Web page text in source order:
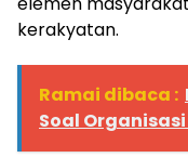
kerakyatan.
Ramai dibaca :
Soal